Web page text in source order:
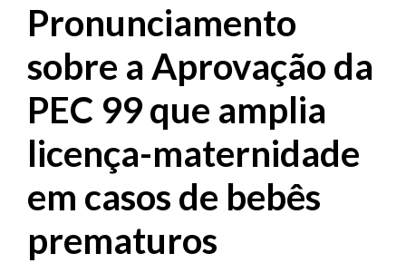
Pronunciamento
sobre a Aprovação da
PEC 99 que amplia
licença-maternidade
em casos de bebês
prematuros